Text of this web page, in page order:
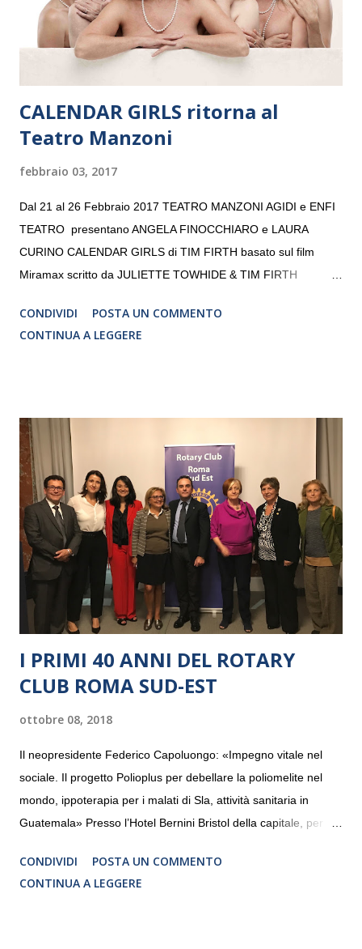
da un prestigioso consiglio di consulent...
CALENDAR GIRLS ritorna al
Teatro Manzoni
febbraio 03, 2017
Dal 21 al 26 Febbraio 2017 TEATRO MANZONI AGIDI e ENFI
TEATRO presentano ANGELA FINOCCHIARO e LAURA
CURINO CALENDAR GIRLS di TIM FIRTH basato sul film
Miramax scritto da JULIETTE TOWHIDE & TIM FIRTH
CRISTINA PEZZOLI
CONDIVIDI
POSTA UN COMMENTO
CONTINUA A LEGGERE
I PRIMI 40 ANNI DEL ROTARY
CLUB ROMA SUD-EST
ottobre 08, 2018
Il neopresidente Federico Capoluongo: «Impegno vitale nel
sociale. Il progetto Polioplus per debellare la poliomelite nel
mondo, ippoterapia per i malati di Sla, attività sanitaria in
Guatemala» Presso l’Hotel Bernini Bristol della capitale, per la
programmazione del Rotary Club Roma Sud-Est che festeggia
i quaranta anni di attività. Un’occasione per raccontare al
CONDIVIDI
POSTA UN COMMENTO
CONTINUA A LEGGERE